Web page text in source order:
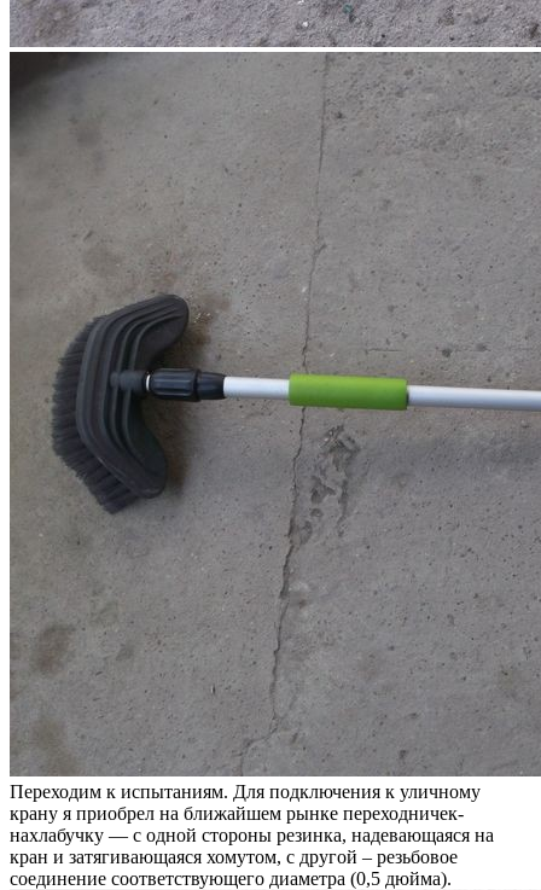
Переходим к испытаниям. Для подключения к уличному
крану я приобрел на ближайшем рынке переходничек-
нахлабучку — с одной стороны резинка, надевающаяся на
кран и затягивающаяся хомутом, с другой – резьбовое
соединение соответствующего диаметра (0,5 дюйма).